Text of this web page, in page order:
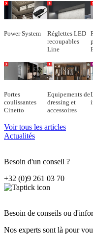
Power System
Réglettes LED
recoupables
Line
Portes
coulissantes
Cinetto
Equipements de
dressing et
accessoires
Voir tous les articles
Actualités
Besoin d'un conseil ?
+32 (0)9 261 03 70
Besoin de conseils ou
Nos experts sont là pour